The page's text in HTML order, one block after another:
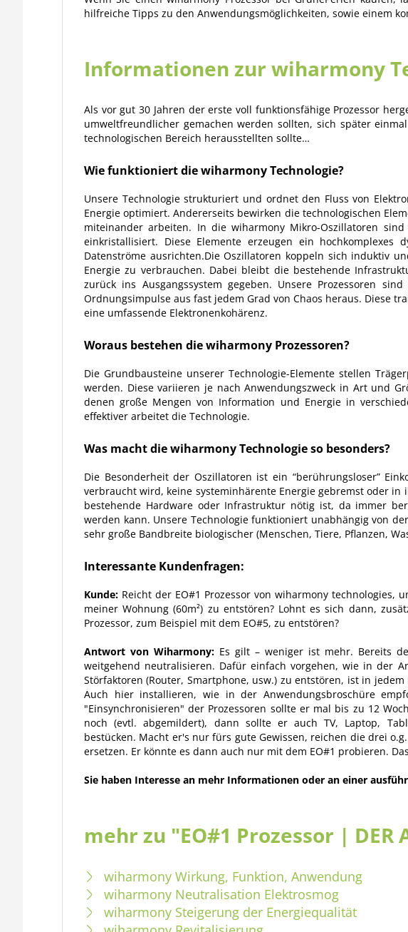
hilfreiche Tipps zu den Anwendungsmöglichkeiten, sowie einem
Informationen zur wiharmony
Als vor gut 30 Jahren der erste voll funktionsfähige Prozessor
umweltfreundlicher gemachen werden sollten, sich später
technologischen Bereich herausstellten sollte…
Wie funktioniert die wiharmony Technologie?
Unsere Technologie strukturiert und ordnet den Fluss von
Energie optimiert. Andererseits bewirken die technologischen
miteinander arbeiten. In die wiharmony Mikro-Oszillatoren
einkristallisiert. Diese Elemente erzeugen ein hochkomplexes
Datenströme ausrichten.Die Oszillatoren koppeln sich induktiv
Energie zu verbrauchen. Dabei bleibt die bestehende
zurück ins Ausgangssystem gegeben. Unsere Prozessoren
Ordnungsimpulse aus fast jedem Grad von Chaos heraus. Diese
eine umfassende Elektronenkohärenz.
Woraus bestehen die wiharmony Prozessoren?
Die Grundbausteine unserer Technologie-Elemente stellen
werden. Diese variieren je nach Anwendungszweck in Art und
denen große Mengen von Information und Energie in
effektiver arbeitet die Technologie.
Was macht die wiharmony Technologie so besonders?
Die Besonderheit der Oszillatoren ist ein “berührungsloser”
verbraucht wird, keine systeminhärente Energie gebremst oder
bestehende Hardware oder Infrastruktur nötig ist, da immer
werden kann. Unsere Technologie funktioniert unabhängig von
sehr große Bandbreite biologischer (Menschen, Tiere, Pflanzen,
Interessante Kundenfragen:
Kunde: Reicht der EO#1 Prozessor von wiharmony
meiner Wohnung (60m²) zu entstören? Lohnt es sich dann,
Prozessor, zum Beispiel mit dem EO#5, zu entstören?
Antwort von Wiharmony:Es gilt – weniger ist mehr. Bereits
weitgehend neutralisieren. Dafür einfach vorgehen, wie in der
Störfaktoren (Router, Smartphone, usw.) zu entstören, ist in jedem
Auch hier installieren, wie in der Anwendungsbroschüre
"Einsynchronisieren" der Prozessoren sollte er mal bis zu 12
noch (evtl. abgemildert), dann sollte er auch TV, Laptop,
bestücken. Macht er's nur fürs gute Gewissen, reichen die drei
ersetzen. Er könnte es dann auch nur mit dem EO#1 probieren.
Sie haben Interesse an mehr Informationen oder an einer
mehr zu "EO#1 Prozessor |
wiharmony Wirkung, Funktion, Anwendung
wiharmony Neutralisation Elektrosmog
wiharmony Steigerung der Energiequalität